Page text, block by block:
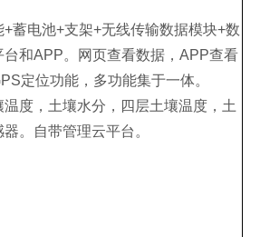
+蓄电池+支架+无线传输数据模块+数
台和APP。网页查看数据，APP查看
定位功能，多功能集于一体。
温度，土壤水分，四层土壤温度，土
。自带管理云平台。